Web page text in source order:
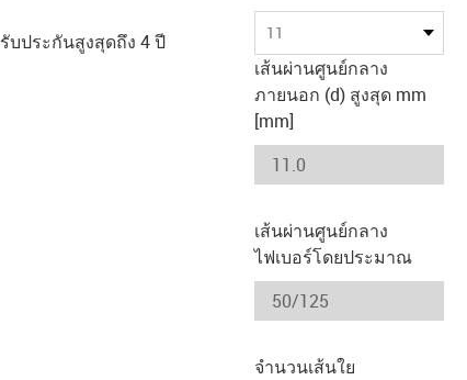
รับประกันสูงสุดถึง 4 ปี 11
เส้นผ่านศูนย์กลาง
ภายนอก (d) สูงสุด mm
[mm]
เส้นผ่านศูนย์กลาง
ไฟเบอร์โดยประมาณ
จำนวนเส้นใย